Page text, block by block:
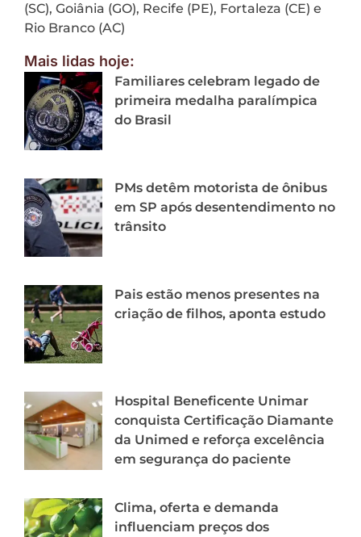
(SC), Goiânia (GO), Recife (PE), Fortaleza (CE) e
Rio Branco (AC)
Mais lidas hoje:
Familiares celebram legado de
primeira medalha paralímpica
do Brasil
PMs detêm motorista de ônibus
em SP após desentendimento no
trânsito
Pais estão menos presentes na
criação de filhos, aponta estudo
Hospital Beneficente Unimar
conquista Certificação Diamante
da Unimed e reforça excelência
em segurança do paciente
Clima, oferta e demanda
influenciam preços dos